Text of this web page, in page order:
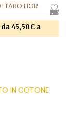
AGGIUNGI ALLA LISTA DEI DESIDERI
FIOR
45,50€ a